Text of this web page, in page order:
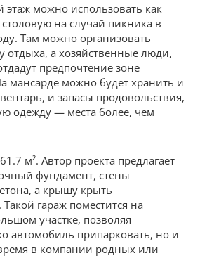
этаж можно использовать как
на случай пикника в
Там можно организовать
отдыха, а хозяйственные люди,
предпочтение зоне
мансарде можно будет хранить и
и запасы продовольствия,
одежду — места более, чем
м². Автор проекта предлагает
фундамент, стены
а крышу крыть
гараж поместится на
участке, позволяя
автомобиль припарковать, но и
в компании родных или